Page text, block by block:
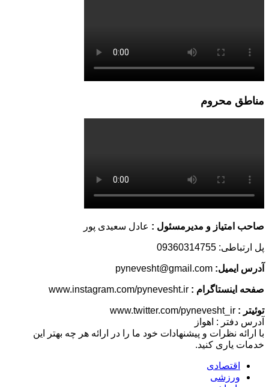
مناطق محروم
صاحب امتیاز و مدیرمسئول : عادل سعیدی پور
پل ارتباطی: 09360314755
آدرس ایمیل:
صفحه اینستاگرام :
توئیتر :
آدرس دفتر : اهواز
با ارائه نظرات و پیشنهادات خود ما را در ارائه هر چه بهتر این
خدمات یاری کنید.
اقتصادی
ورزشی